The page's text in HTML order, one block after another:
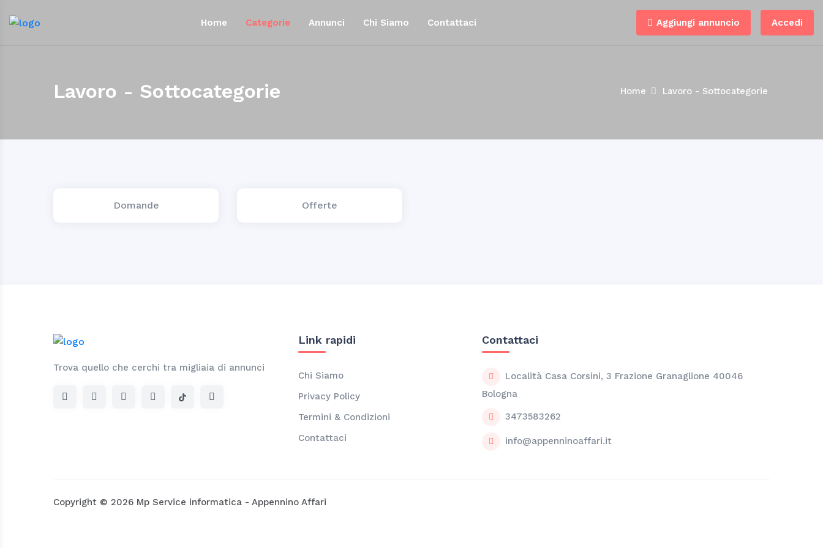
Home Categorie Annunci Chi Siamo Contattaci Aggiungi annuncio Accedi
Lavoro - Sottocategorie Home Lavoro - Sottocategorie
Domande Offerte
Trova quello che cerchi tra migliaia di annunci
Link rapidi
Chi Siamo
Privacy Policy
Termini & Condizioni
Contattaci
Contattaci
Località Casa Corsini, 3 Frazione Granaglione 40046
Bologna
3473583262
info@appenninoaffari.it
Copyright © 2026 Mp Service informatica - Appennino Affari